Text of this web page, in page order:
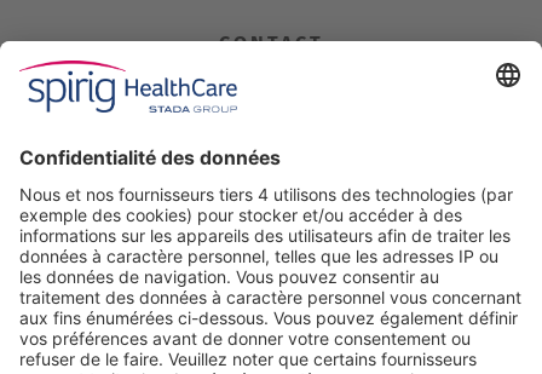
CONTACT
Spirig HealthCare AG
Industriestrasse 30
Tel. +41 62 388 85 00
Fax +41 62 388 85 85
info@spirig-healthcare.ch
Pharmacovigilance:
Pour l’annonce d’effets indésirables d'un médicament de Spirig
HealthCare SA